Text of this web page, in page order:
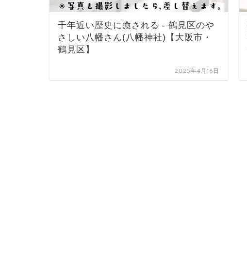
千年近い歴史に癒される - 鶴見区のや
さしい八幡さん(八幡神社)【大阪市・
鶴見区】
2025年4月16日